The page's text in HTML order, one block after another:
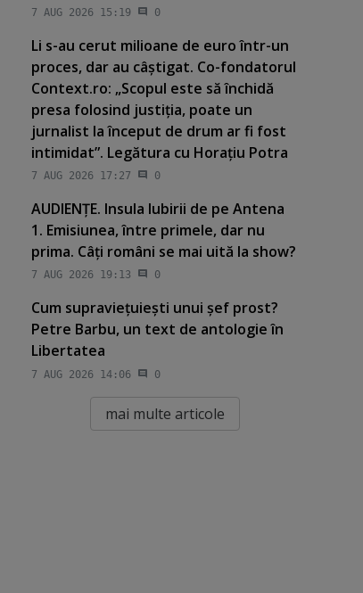
7 AUG 2026 15:19 0
Li s-au cerut milioane de euro într-un
proces, dar au câştigat. Co-fondatorul
Context.ro: „Scopul este să închidă
presa folosind justiţia, poate un
jurnalist la început de drum ar fi fost
intimidat”. Legătura cu Horaţiu Potra
7 AUG 2026 17:27 0
AUDIENŢE. Insula Iubirii de pe Antena
1. Emisiunea, între primele, dar nu
prima. Câţi români se mai uită la show?
7 AUG 2026 19:13 0
Cum supravieţuieşti unui şef prost?
Petre Barbu, un text de antologie în
Libertatea
7 AUG 2026 14:06 0
mai multe articole